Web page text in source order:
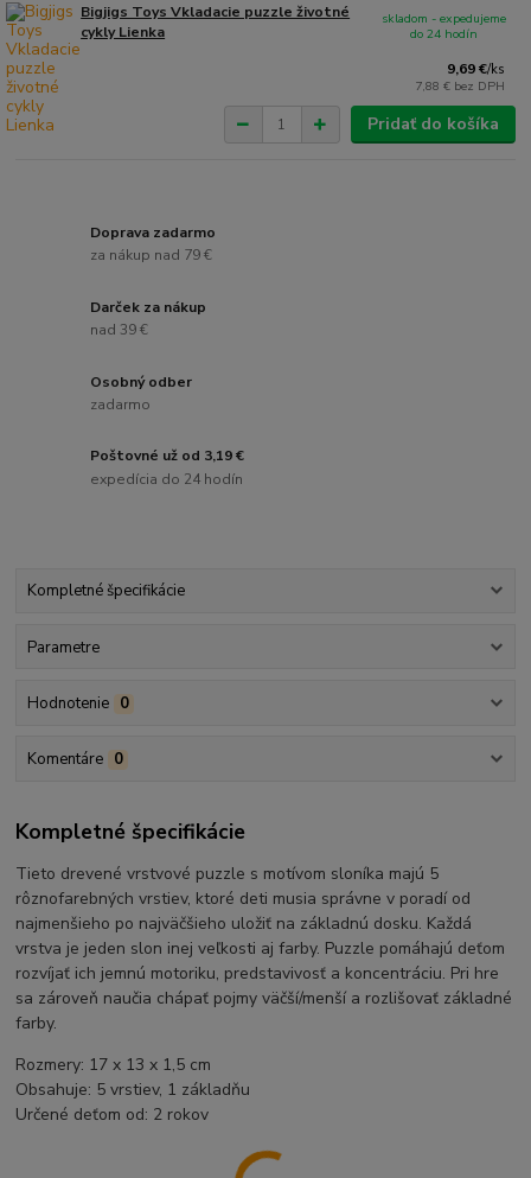
Bigjigs Toys Vkladacie puzzle životné
cykly Lienka
9,69 €/ks
7,88 € bez DPH
skladom - expedujeme
do 24 hodín
Pridať do košíka
Doprava zadarmo
za nákup nad 79 €
Darček za nákup
nad 39 €
Osobný odber
zadarmo
Poštovné už od 3,19 €
expedícia do 24 hodín
Kompletné špecifikácie
Parametre
Hodnotenie 0
Komentáre 0
Kompletné špecifikácie
Tieto drevené vrstvové puzzle s motívom sloníka majú 5
rôznofarebných vrstiev, ktoré deti musia správne v poradí od
najmenšieho po najväčšieho uložiť na základnú dosku. Každá
vrstva je jeden slon inej veľkosti aj farby. Puzzle pomáhajú deťom
rozvíjať ich jemnú motoriku, predstavivosť a koncentráciu. Pri hre
sa zároveň naučia chápať pojmy väčší/menší a rozlišovať základné
farby.
Rozmery: 17 x 13 x 1,5 cm
Obsahuje: 5 vrstiev, 1 základňu
Určené deťom od: 2 rokov